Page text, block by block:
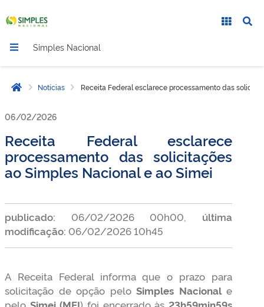
Simples Nacional
Página inicial
Notícias Receita Federal esclarece processamento das
06/02/2026
Receita Federal esclarece
processamento das solicitações
ao Simples Nacional e ao Simei
publicado: 06/02/2026 00h00, última
modificação: 06/02/2026 10h45
A Receita Federal informa que o prazo para
solicitação de opção pelo Simples Nacionale